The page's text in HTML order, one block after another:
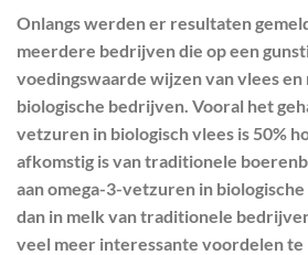
Onlangs werden er resultaten
meerdere bedrijven die op een
voedingswaarde wijzen van vlees
biologische bedrijven. Vooral het
vetzuren in biologisch vlees is 50%
afkomstig is van traditionele
aan omega-3-vetzuren in biologische
dan in melk van traditionele
veel meer interessante voordelen te